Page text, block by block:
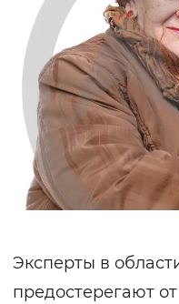
Эксперты в
предостерегают